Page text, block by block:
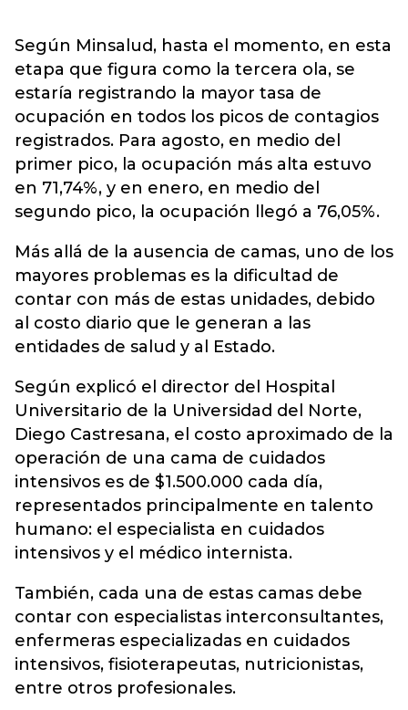
Según Minsalud, hasta el momento, en esta
etapa que figura como la tercera ola, se
estaría registrando la mayor tasa de
ocupación en todos los picos de contagios
registrados. Para agosto, en medio del
primer pico, la ocupación más alta estuvo
en 71,74%, y en enero, en medio del
segundo pico, la ocupación llegó a 76,05%.
Más allá de la ausencia de camas, uno de los
mayores problemas es la dificultad de
contar con más de estas unidades, debido
al costo diario que le generan a las
entidades de salud y al Estado.
Según explicó el director del Hospital
Universitario de la Universidad del Norte,
Diego Castresana, el costo aproximado de la
operación de una cama de cuidados
intensivos es de $1.500.000 cada día,
representados principalmente en talento
humano: el especialista en cuidados
intensivos y el médico internista.
También, cada una de estas camas debe
contar con especialistas interconsultantes,
enfermeras especializadas en cuidados
intensivos, fisioterapeutas, nutricionistas,
entre otros profesionales.